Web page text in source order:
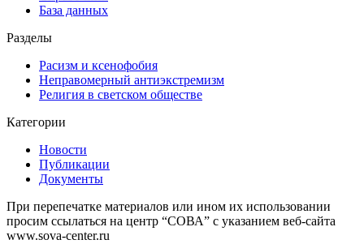
База данных
Разделы
Расизм и ксенофобия
Неправомерный антиэкстремизм
Религия в светском обществе
Категории
Новости
Публикации
Документы
При перепечатке материалов или ином их использовании
просим ссылаться на центр “СОВА” с указанием веб-сайта
www.sova-center.ru